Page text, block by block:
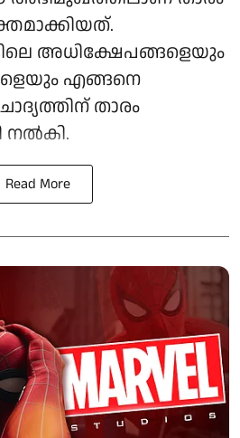
അധിക്ഷേപങ്ങളെയും
എങ്ങനെ
താരം
നൽകി.
Read More